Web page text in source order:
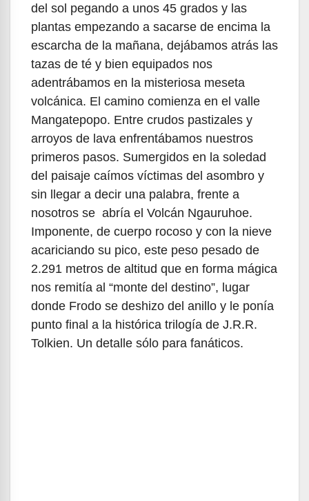
del sol pegando a unos 45 grados y las
plantas empezando a sacarse de encima la
escarcha de la mañana, dejábamos atrás las
tazas de té y bien equipados nos
adentrábamos en la misteriosa meseta
volcánica. El camino comienza en el valle
Mangatepopo. Entre crudos pastizales y
arroyos de lava enfrentábamos nuestros
primeros pasos. Sumergidos en la soledad
del paisaje caímos víctimas del asombro y
sin llegar a decir una palabra, frente a
nosotros se abría el Volcán Ngauruhoe.
Imponente, de cuerpo rocoso y con la nieve
acariciando su pico, este peso pesado de
2.291 metros de altitud que en forma mágica
nos remitía al “monte del destino”, lugar
donde Frodo se deshizo del anillo y le ponía
punto final a la histórica trilogía de J.R.R.
Tolkien. Un detalle sólo para fanáticos.